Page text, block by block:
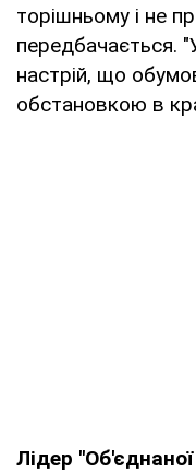
торішньому і не
передбачається.
настрій, що
обстановкою в
Лідер